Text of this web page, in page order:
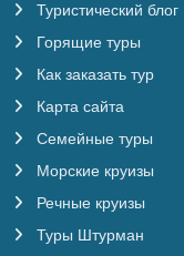
Туристический блог
Горящие туры
Как заказать тур
Карта сайта
Семейные туры
Морские круизы
Речные круизы
Туры Штурман